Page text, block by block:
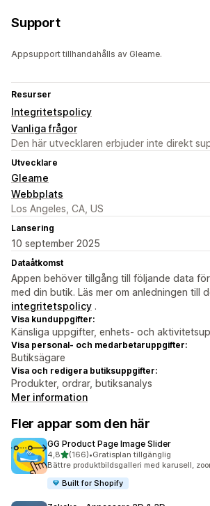
Support
Appsupport tillhandahålls av Gleame.
Resurser
Integritetspolicy
Vanliga frågor
Den här utvecklaren erbjuder inte direkt
Utvecklare
Gleame
Webbplats
Los Angeles, CA, US
Lansering
10 september 2025
Dataåtkomst
Appen behöver tillgång till följande data
med din butik. Läs mer om anledningen till
integritetspolicy .
Visa kunduppgifter:
Känsliga uppgifter, enhets- och
Visa personal- och medarbetaruppgifter:
Butiksägare
Visa och redigera butiksuppgifter:
Produkter, ordrar, butiksanalys
Mer information
Fler appar som den här
GG Product Page Image Slider
4,8av 5 stjärnor
(166)
166 recensioner totalt
•Gratisplan tillgänglig
Bättre produktbildsgalleri med karusell,
Built for Shopify